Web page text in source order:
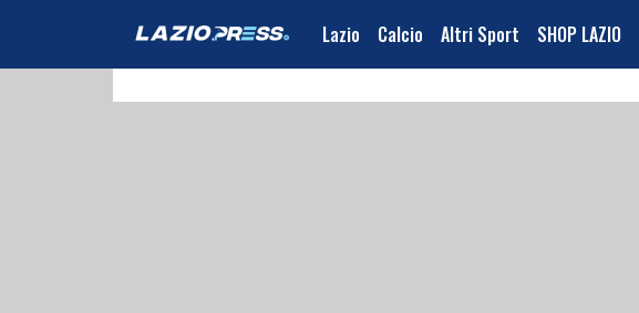
Lazio Calcio Altri Sport SHOP LAZIO